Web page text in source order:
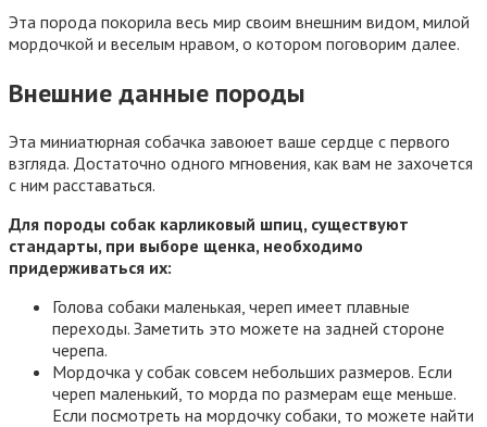
Эта порода покорила весь мир своим внешним видом, милой
мордочкой и веселым нравом, о котором поговорим далее.
Внешние данные породы
Эта миниатюрная собачка завоюет ваше сердце с первого
взгляда. Достаточно одного мгновения, как вам не захочется
с ним расставаться.
Для породы собак карликовый шпиц, существуют
стандарты, при выборе щенка, необходимо
придерживаться их:
Голова собаки маленькая, череп имеет плавные
переходы. Заметить это можете на задней стороне
черепа.
Мордочка у собак совсем небольших размеров. Если
череп маленький, то морда по размерам еще меньше.
Если посмотреть на мордочку собаки, то можете найти